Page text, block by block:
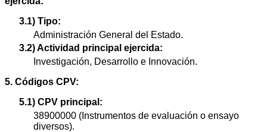
3.1) Tipo:
Administración General del Estado.
3.2) Actividad principal ejercida:
Investigación, Desarrollo e Innovación.
5. Códigos CPV:
5.1) CPV principal:
38900000 (Instrumentos de evaluación o ensayo
diversos).